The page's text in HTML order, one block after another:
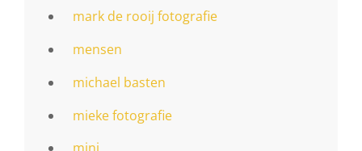
mark de rooij fotografie
mensen
michael basten
mieke fotografie